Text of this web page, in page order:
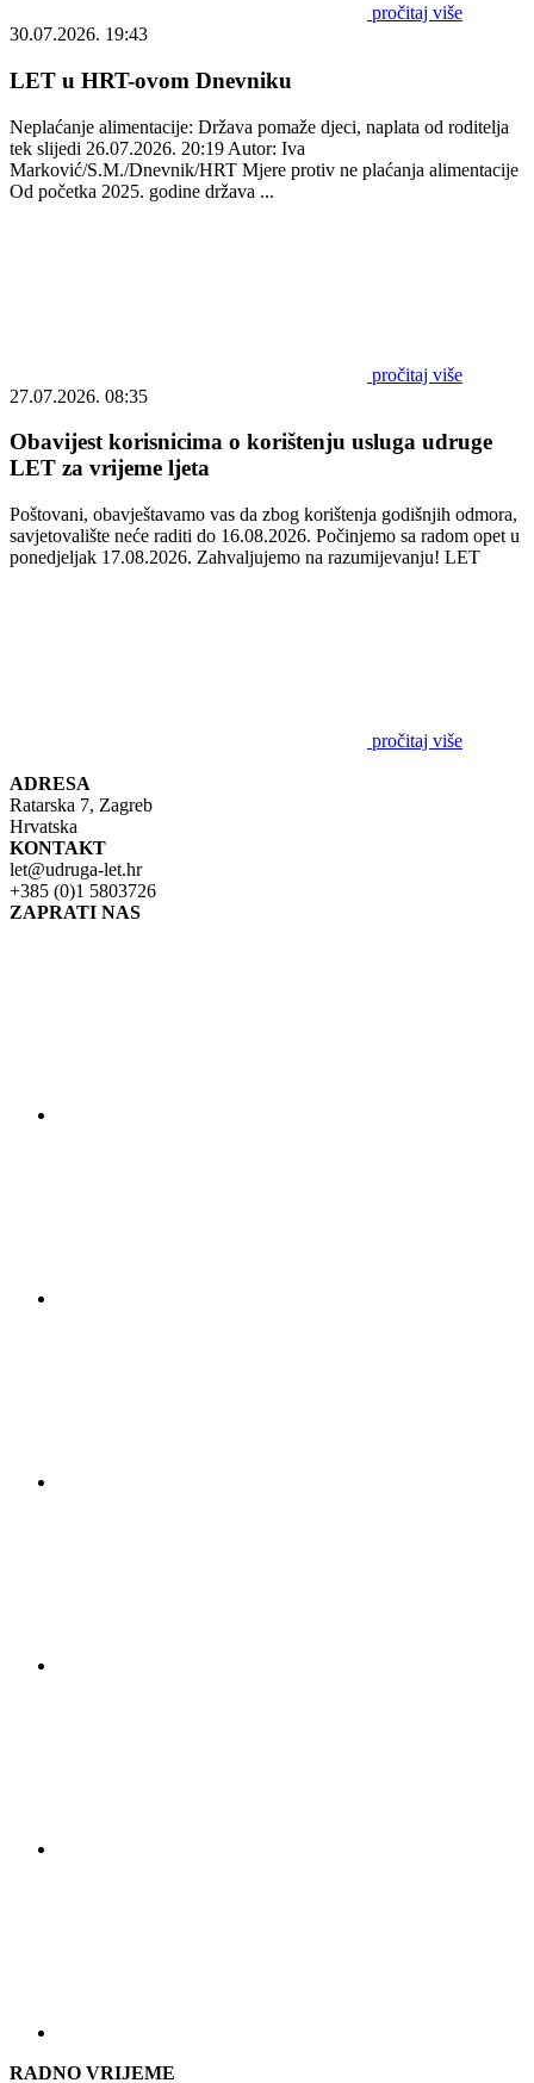
pročitaj više
30.07.2026. 19:43
LET u HRT-ovom Dnevniku
Neplaćanje alimentacije: Država pomaže djeci, naplata od roditelja
tek slijedi 26.07.2026. 20:19 Autor: Iva
Marković/S.M./Dnevnik/HRT Mjere protiv ne plaćanja alimentacije
Od početka 2025. godine država ...
pročitaj više
27.07.2026. 08:35
Obavijest korisnicima o korištenju usluga udruge
LET za vrijeme ljeta
Poštovani, obavještavamo vas da zbog korištenja godišnjih odmora,
savjetovalište neće raditi do 16.08.2026. Počinjemo sa radom opet u
ponedjeljak 17.08.2026. Zahvaljujemo na razumijevanju! LET
pročitaj više
ADRESA
Ratarska 7, Zagreb
Hrvatska
KONTAKT
let@udruga-let.hr
+385 (0)1 5803726
ZAPRATI NAS
RADNO VRIJEME